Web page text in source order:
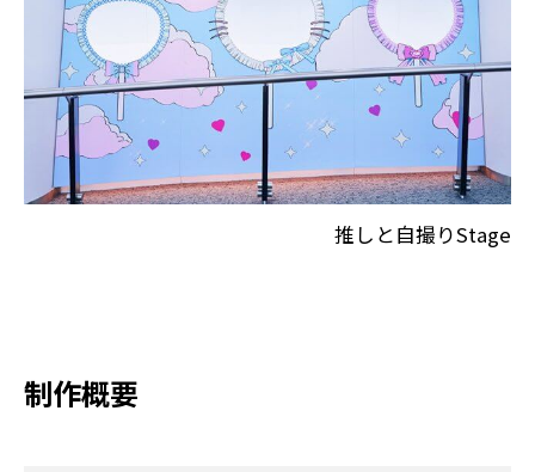
推しと自撮りStage
制作概要